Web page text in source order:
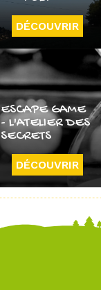
DÉCOUVRIR
ESCAPE GAME
- L'ATELIER DES
SECRETS
DÉCOUVRIR